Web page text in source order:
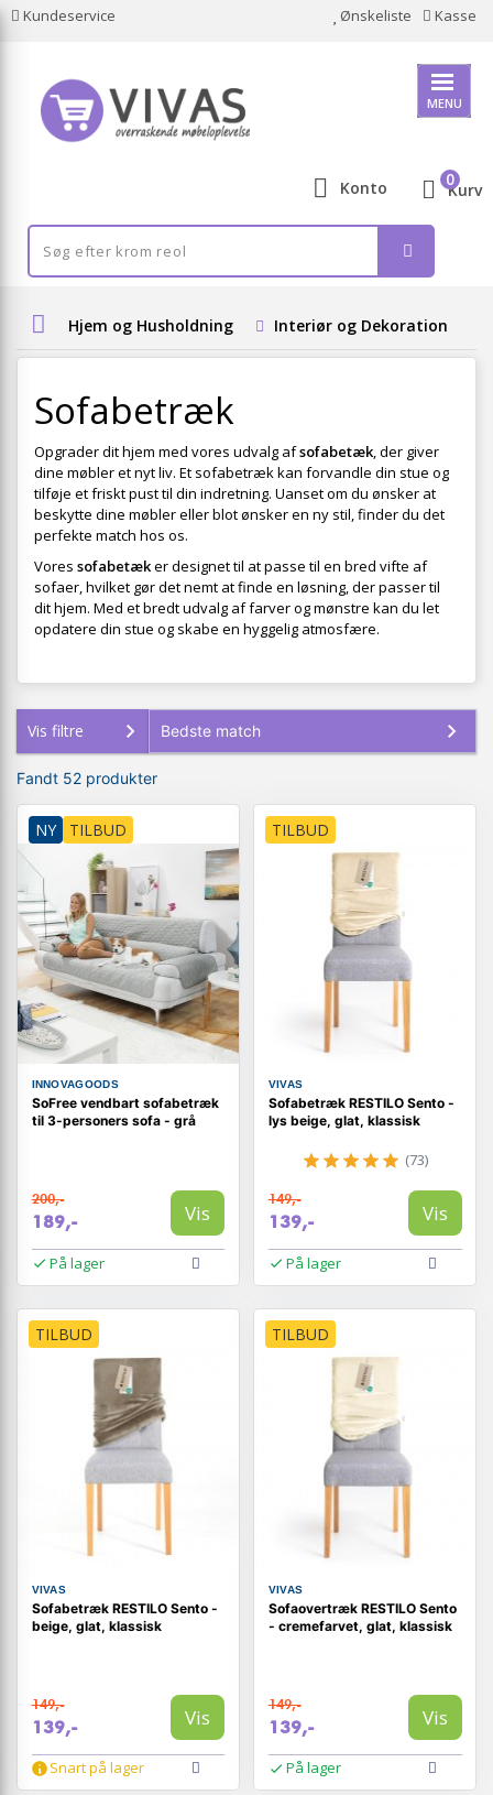
Kundeservice Ønskeliste Kasse
MENU
Konto Kurv
0
Hjem og Husholdning Interiør og Dekoration
Sofabetræk
Opgrader dit hjem med vores udvalg afsofabetæk, der giver
dine møbler et nyt liv. Et sofabetræk kan forvandle din stue og
tilføje et friskt pust til din indretning. Uanset om du ønsker at
beskytte dine møbler eller blot ønsker en ny stil, finder du det
perfekte match hos os.
Vores sofabetæker designet til at passe til en bred vifte af
sofaer, hvilket gør det nemt at finde en løsning, der passer til
dit hjem. Med et bredt udvalg af farver og mønstre kan du let
opdatere din stue og skabe en hyggelig atmosfære.
Vis filtre
Fandt 52 produkter
NY TILBUD
INNOVAGOODS
SoFree vendbart sofabetræk
til 3-personers sofa - grå
200,-
189,- Vis
På lager
TILBUD
VIVAS
Sofabetræk RESTILO Sento -
lys beige, glat, klassisk
(73)
149,-
139,- Vis
På lager
TILBUD
VIVAS
Sofabetræk RESTILO Sento -
beige, glat, klassisk
149,-
139,- Vis
Snart på lager
TILBUD
VIVAS
Sofaovertræk RESTILO Sento
- cremefarvet, glat, klassisk
149,-
139,- Vis
På lager